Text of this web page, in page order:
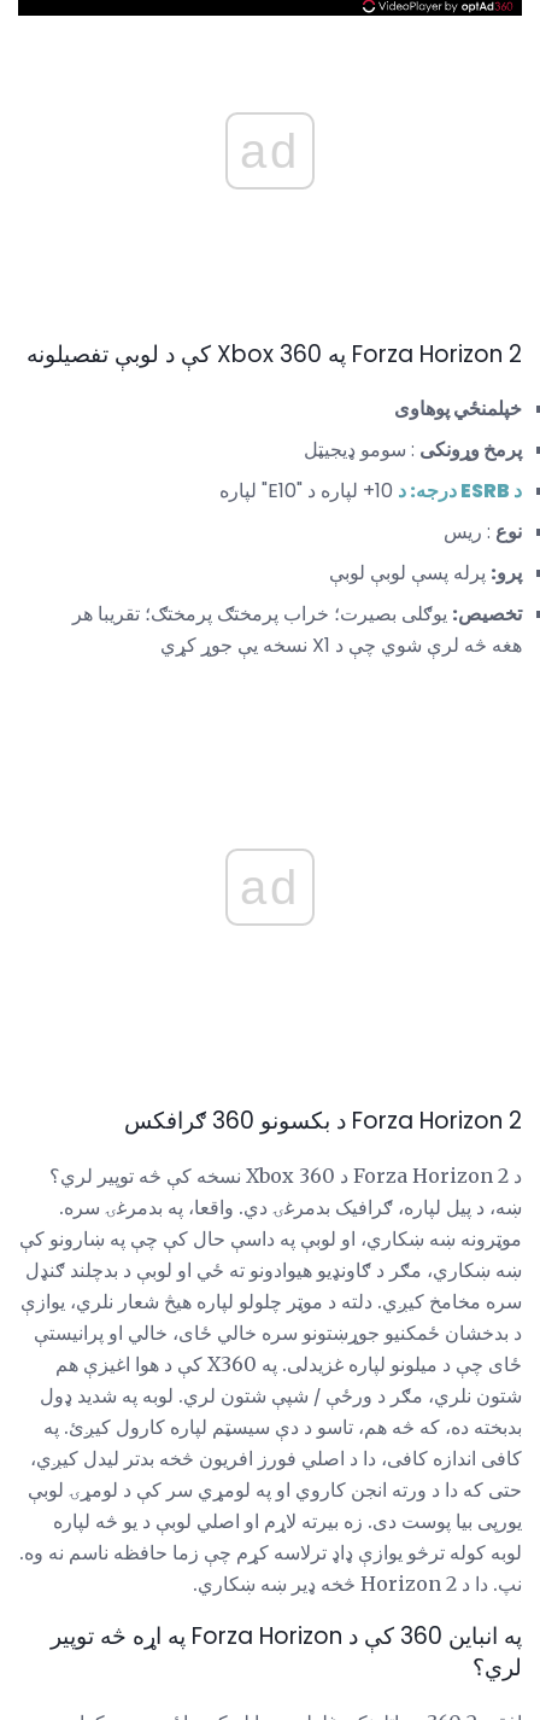
ad
Forza Horizon 2 په Xbox 360 کې د لوبې تفصیلونه
خپلمنځي پوهاوى
پرمخ وړونکی : سومو ډیجیټل
د ESRB درجه: د
نوع : ریس
پرو: پرله پسې لوبې لوبې
تخصیص: یوګلی بصیرت؛ خراب پرمختګ پرمختګ؛ تقریبا هر
هغه څه لرې شوي چې د X1 نسخه یې جوړ کړي
ad
Forza Horizon 2 د بکسونو 360 ګرافکس
د Forza Horizon 2 د Xbox 360 نسخه کې څه توپیر لري؟
ښه، د پیل لپاره، ګرافیک بدمرغۍ دي. واقعا، په بدمرغۍ سره.
موټرونه ښه ښکاري، او لوبې په داسې حال کې چې په ښارونو کې
ښه ښکاري، مګر د ګاونډیو هیوادونو ته ځي او لوبې د بدچلند ګنډل
سره مخامخ کیږي. دلته د موټر چلولو لپاره هیڅ شعار نلري، یوازې
د بدخشان ځمکنیو جوړښتونو سره خالي ځای، خالي او پرانیستې
ځای چې د میلونو لپاره غزیدلی. په X360 کې د هوا اغیزې هم
شتون نلري، مګر د ورځې / شپې شتون لري. لوبه په شدید ډول
بدبخته ده، که څه هم، تاسو د دې سیسټم لپاره کارول کیږئ. په
کافی اندازه کافی، دا د اصلي فورز افریون څخه بدتر لیدل کیږي،
حتی که دا د ورته انجن کاروي او په لومړي سر کې د لومړۍ لوبې
یورپی بیا پوست دی. زه بیرته لاړم او اصلي لوبې د یو څه لپاره
لوبه کوله ترڅو یوازې ډاډ ترلاسه کړم چې زما حافظه ناسم نه وه.
نپ. دا د Horizon 2 څخه ډیر ښه ښکاري.
په انباین 360 کې د Forza Horizon په اړه څه توپیر
لري؟